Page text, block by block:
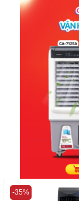
-35%